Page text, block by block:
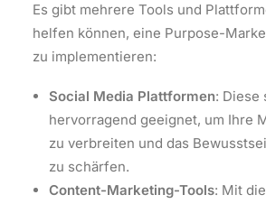
Es gibt mehrere Tools und
helfen können, eine Purpose-
zu implementieren:
Social Media Plattformen: Diese
hervorragend geeignet, um Ihre
zu verbreiten und das
zu schärfen.
Content-Marketing-Tools: Mit